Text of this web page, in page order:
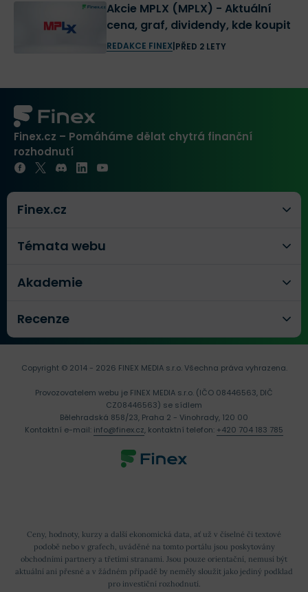
Akcie MPLX (MPLX) - Aktuální
cena, graf, dividendy, kde koupit
REDAKCE FINEX| PŘED 2 LETY
Finex.cz – Pomáháme dělat chytrá finanční
rozhodnutí
Finex.cz
Témata webu
Akademie
Recenze
Ceny, hodnoty, kurzy a další ekonomická data, ať už v číselné či textové
podobě nebo v grafech, uváděné na tomto portálu jsou poskytovány
obchodními partnery a třetími stranami. Jsou pouze orientační, nemusí být
aktuální ani přesné a v žádném případě by neměly sloužit jako jediný podklad
pro investiční rozhodnutí.
Copyright © 2014 - 2026 FINEX MEDIA s.r.o.Všechna práva vyhrazena.
Provozovatelem webu je FINEX MEDIA s.r.o. (IČO 08446563, DIČ
CZ08446563) se sídlem
Bělehradská 858/23, Praha 2 - Vinohrady, 120 00
Kontaktní e-mail: info@finex.cz, kontaktní telefon: +420 704 183 785